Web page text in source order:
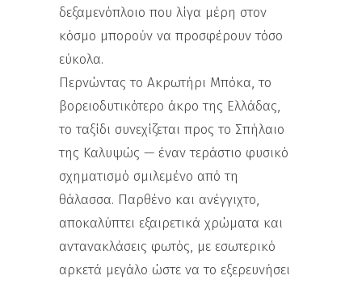
δεξαμενόπλοιο που λίγα μέρη στον
κόσμο μπορούν να προσφέρουν τόσο
εύκολα.
Περνώντας το Ακρωτήρι Μπόκα, το
βορειοδυτικότερο άκρο της Ελλάδας,
το ταξίδι συνεχίζεται προς το Σπήλαιο
της Καλυψώς — έναν τεράστιο φυσικό
σχηματισμό σμιλεμένο από τη
θάλασσα. Παρθένο και ανέγγιχτο,
αποκαλύπτει εξαιρετικά χρώματα και
αντανακλάσεις φωτός, με εσωτερικό
αρκετά μεγάλο ώστε να το εξερευνήσει